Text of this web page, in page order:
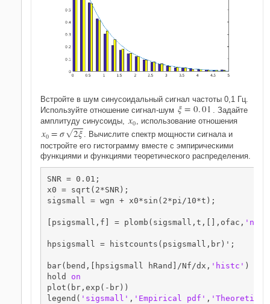
Встройте в шум синусоидальный сигнал частоты 0,1 Гц.
Используйте отношение сигнал-шум ξ = 0.01
. Задайте
амплитуду синусоиды, x0 , использование отношения
x0 =σ G2ξ
. Вычислите спектр мощности сигнала и
постройте его гистограмму вместе с эмпирическими
функциями и функциями теоретического распределения.
SNR = 0.01;
x0 = sqrt(2*SNR);
sigsmall = wgn + x0*sin(2*pi/10*t);
[psigsmall,f] = plomb(sigsmall,t,[],ofac,
hpsigsmall = histcounts(psigsmall,br)';
bar(bend,[hpsigsmall hRand]/Nf/dx, 'histc' )
hold on
plot(br,exp(-br))
legend( 'sigsmall' , 'Empirical pdf' ,